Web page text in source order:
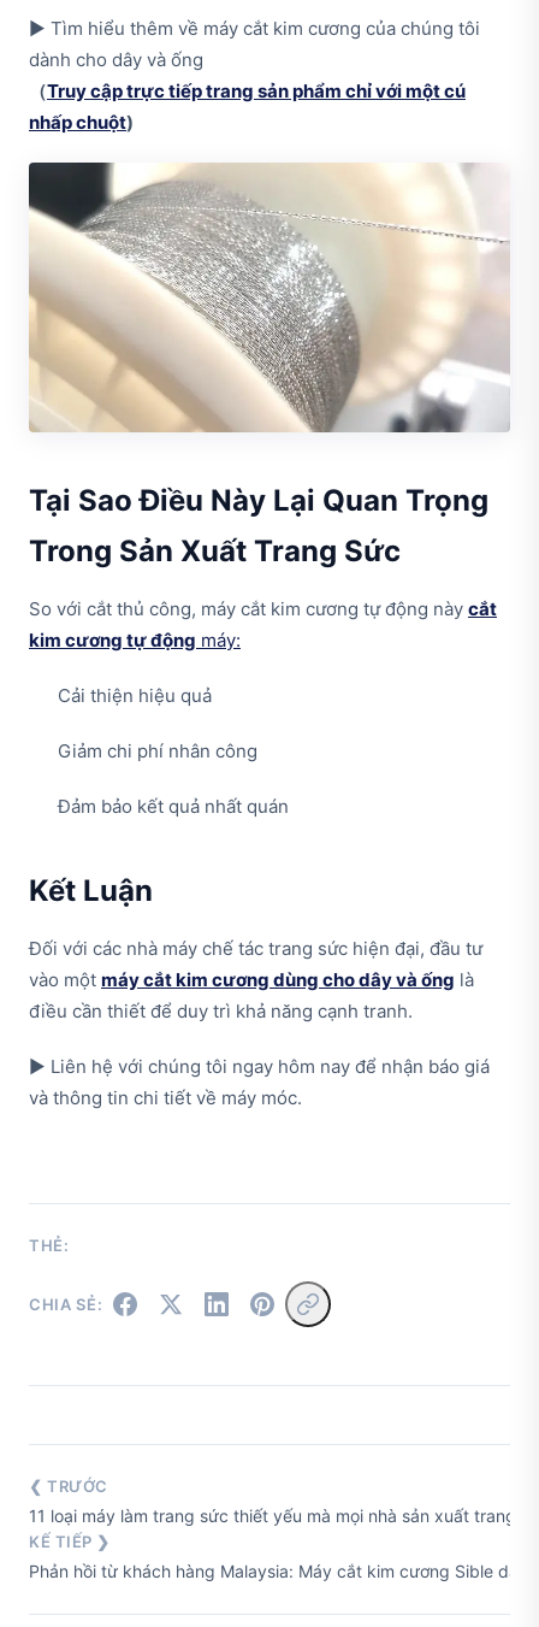
▶ Tìm hiểu thêm về máy cắt kim cương của chúng tôi
dành cho dây và ống
（Truy cập trực tiếp trang sản phẩm chỉ với một cú
nhấp chuột)
Tại Sao Điều Này Lại Quan Trọng
Trong Sản Xuất Trang Sức
So với cắt thủ công, máy cắt kim cương tự động này cắt
kim cương tự động máy:
Cải thiện hiệu quả
Giảm chi phí nhân công
Đảm bảo kết quả nhất quán
Kết Luận
Đối với các nhà máy chế tác trang sức hiện đại, đầu tư
vào một máy cắt kim cương dùng cho dây và ống là
điều cần thiết để duy trì khả năng cạnh tranh.
▶ Liên hệ với chúng tôi ngay hôm nay để nhận báo giá
và thông tin chi tiết về máy móc.
THẺ:
CHIA SẺ:
❮ TRƯỚC
11 loại máy làm trang sức thiết yếu mà mọi nhà sản xuất trang
KẾ TIẾP ❯
Phản hồi từ khách hàng Malaysia: Máy cắt kim cương Sible